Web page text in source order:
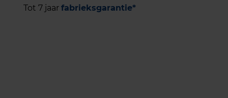
Tot 7 jaar fabrieksgarantie*